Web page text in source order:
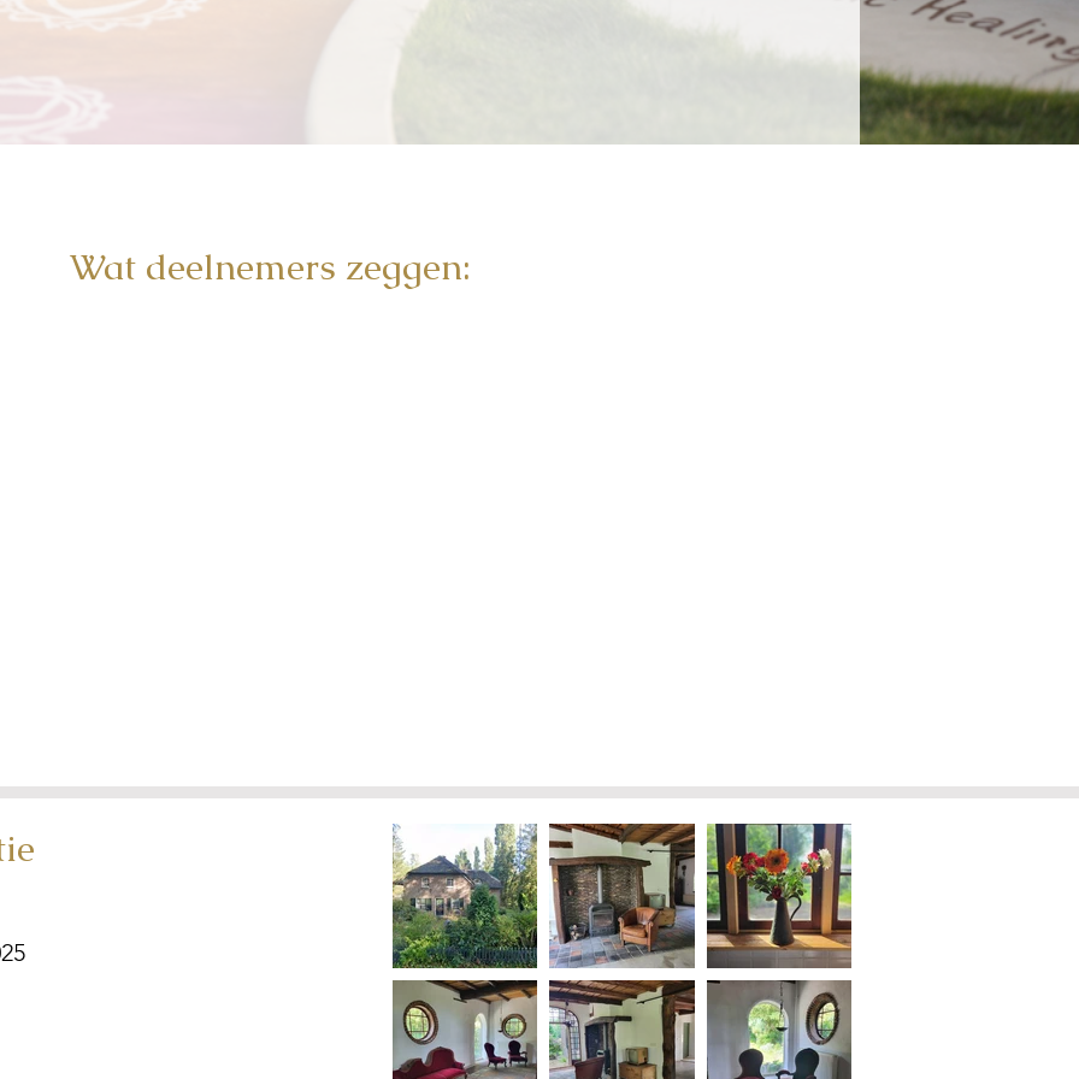
Wat deelnemers zeggen: